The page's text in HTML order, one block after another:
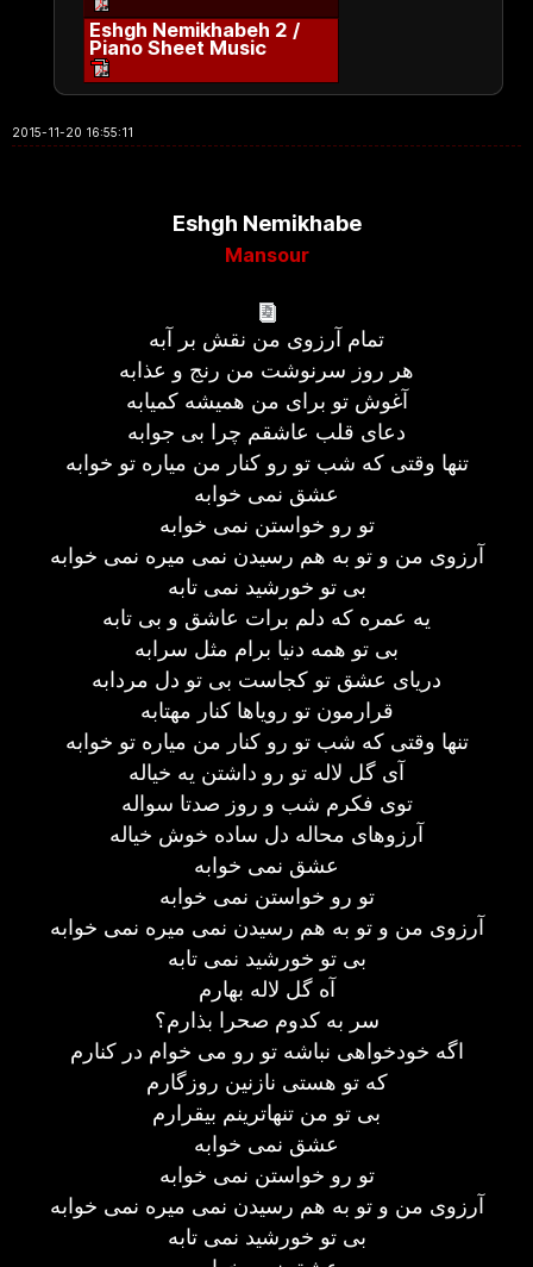
Eshgh Nemikhabeh 2 /
Piano Sheet Music
2015-11-20 16:55:11
Eshgh Nemikhabe
Mansour
تمام آرزوی من نقش بر آبه
هر روز سرنوشت من رنج و عذابه
آغوش تو برای من همیشه کمیابه
دعای قلب عاشقم چرا بی جوابه
تنها وقتی که شب تو رو کنار من میاره تو خوابه
عشق نمی خوابه
تو رو خواستن نمی خوابه
آرزوی من و تو به هم رسیدن نمی میره نمی خوابه
بی تو خورشید نمی تابه
یه عمره که دلم برات عاشق و بی تابه
بی تو همه دنیا برام مثل سرابه
دریای عشق تو کجاست بی تو دل مردابه
قرارمون تو رویاها کنار مهتابه
تنها وقتی که شب تو رو کنار من میاره تو خوابه
آی گل لاله تو رو داشتن یه خیاله
توی فکرم شب و روز صدتا سواله
آرزوهای محاله دل ساده خوش خیاله
عشق نمی خوابه
تو رو خواستن نمی خوابه
آرزوی من و تو به هم رسیدن نمی میره نمی خوابه
بی تو خورشید نمی تابه
آه گل لاله بهارم
سر به کدوم صحرا بذارم؟
اگه خودخواهی نباشه تو رو می خوام در کنارم
که تو هستی نازنین روزگارم
بی تو من تنهاترینم بیقرارم
عشق نمی خوابه
تو رو خواستن نمی خوابه
آرزوی من و تو به هم رسیدن نمی میره نمی خوابه
بی تو خورشید نمی تابه